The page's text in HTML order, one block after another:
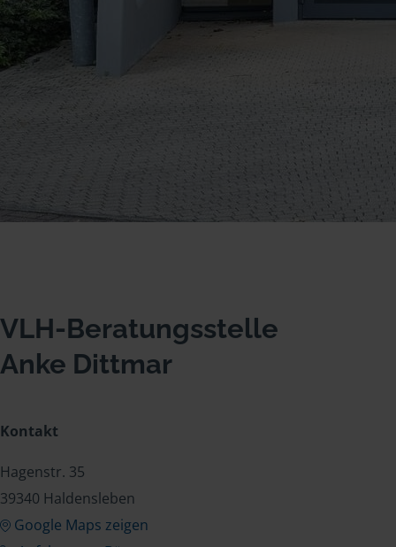
VLH-Beratungsstelle
Anke Dittmar
Kontakt
Hagenstr. 35
39340 Haldensleben
Google Maps zeigen